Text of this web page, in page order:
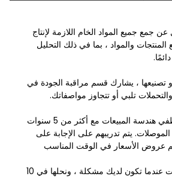
جمع جميع المواد الخام اللازمة لإنتاج
المنتجات والمواد ، بما في ذلك التحليل
أو تصنيعها ، يشارك قسم مراقبة الجودة في
تلبي أو تتجاوز مواصفاتك.
ونحن نفخر في وجود موظفي هندسة المبيعات مع أكثر من 5 سنوات
يتم تدريبهم على الإجابة على
عروض الأسعار في الوقت المناسب
نحن في صفك في أي وقت عندما تكون لديك مشكلة ، ونحلها في 10